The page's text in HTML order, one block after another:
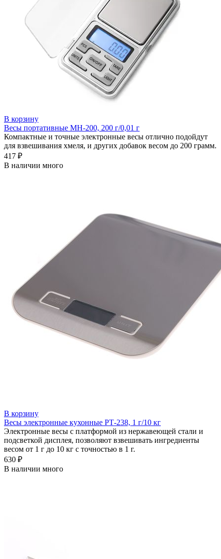
В корзину
Весы портативные MH-200, 200 г/0,01 г
Компактные и точные электронные весы отлично подойдут
для взвешивания хмеля, и других добавок весом до 200 грамм.
417 ₽
В наличии много
В корзину
Весы электронные кухонные РТ-238, 1 г/10 кг
Электронные весы с платформой из нержавеющей стали и
подсветкой дисплея, позволяют взвешивать ингредиенты
весом от 1 г до 10 кг с точностью в 1 г.
630 ₽
В наличии много